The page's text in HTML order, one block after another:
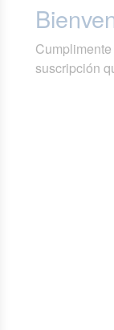
suscripción